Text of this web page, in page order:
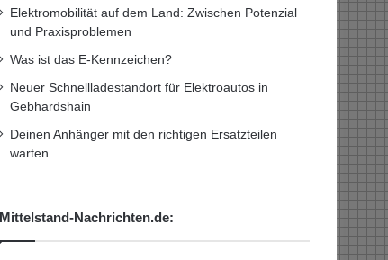
Elektromobilität auf dem Land: Zwischen Potenzial
und Praxisproblemen
Was ist das E-Kennzeichen?
Neuer Schnellladestandort für Elektroautos in
Gebhardshain
Deinen Anhänger mit den richtigen Ersatzteilen
warten
Mittelstand-Nachrichten.de: